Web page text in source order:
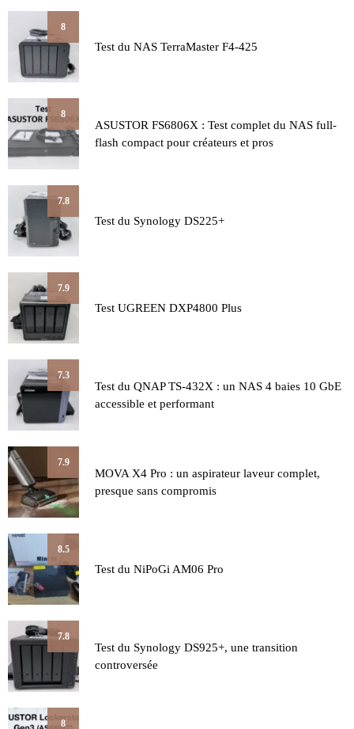
8
Test du NAS TerraMaster F4-425
8
ASUSTOR FS6806X : Test complet du NAS full-
flash compact pour créateurs et pros
7.8
Test du Synology DS225+
7.9
Test UGREEN DXP4800 Plus
7.3
Test du QNAP TS-432X : un NAS 4 baies 10 GbE
accessible et performant
7.9
MOVA X4 Pro : un aspirateur laveur complet,
presque sans compromis
8.5
Test du NiPoGi AM06 Pro
7.8
Test du Synology DS925+, une transition
controversée
8